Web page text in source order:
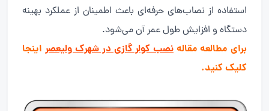
استفاده از نصاب‌های حرفه‌ای باعث اطمینان از عملکرد بهینه
دستگاه و افزایش طول عمر آن می‌شود.
برای مطالعه مقاله نصب کولر گازی در شهرک ولیعصر اینجا
کلیک کنید.